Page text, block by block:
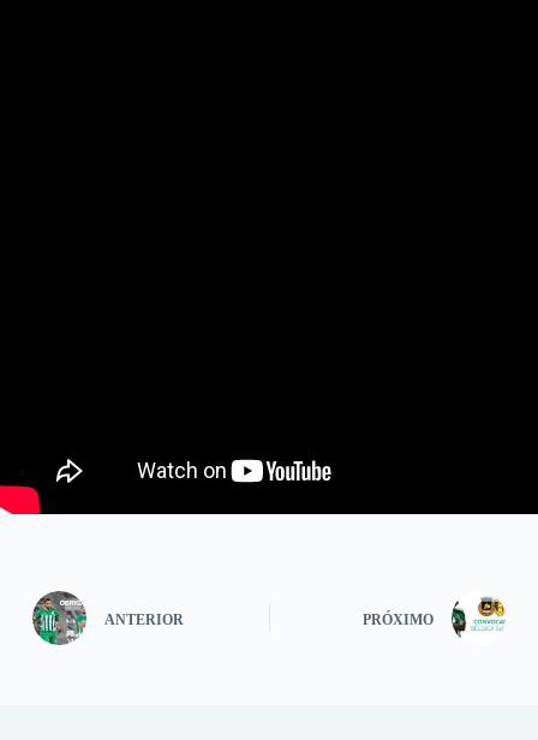
ANTERIOR PRÓXIMO